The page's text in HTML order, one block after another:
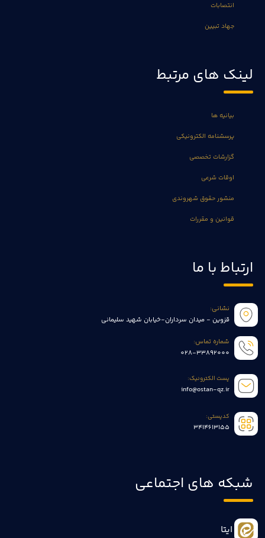
انتصابات
جهاد تبیین
لینک های مرتبط
بیانیه ها
پرسشنامه الکترونیکی
گزارشات تخصصی
اوقات شرعی
منشور حقوق شهروندی
قوانین و مقررات
ارتباط با ما
نشانی:
قزوین - میدان سرداران-خیابان شهید سلیمانی
شماره تماس:
028-33892000
پست الکترونیک:
info@ostan-qz.ir
کدپستی:
3414613155
شبکه های اجتماعی
ایتا